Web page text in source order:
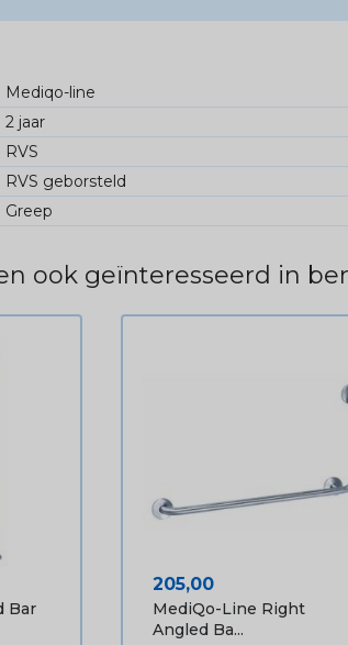
Mediqo-line
2 jaar
RVS
RVS geborsteld
Greep
ook geïnteresseerd in
Bar
Prijs
205,00
MediQo-Line Right
Angled Ba...